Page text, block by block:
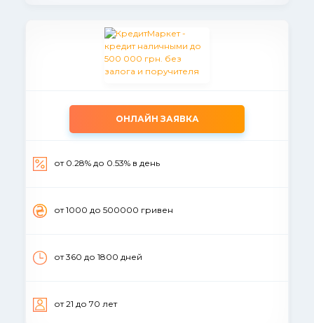
ОНЛАЙН ЗАЯВКА
от 0.28% до 0.53% в день
от 1000 до 500000 гривен
от 360 до 1800 дней
от 21 до 70 лет